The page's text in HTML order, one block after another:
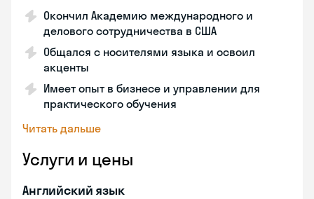
Окончил Академию международного и
делового сотрудничества в США
Общался с носителями языка и освоил
акценты
Имеет опыт в бизнесе и управлении для
практического обучения
Читать дальше
Услуги и цены
Английский язык